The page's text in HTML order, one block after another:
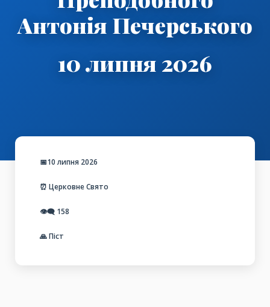
Антонія Печерського
10 липня 2026
📅10 липня 2026
⏰ Церковне Свято
👁️‍🗨️ 158
🙏 Піст